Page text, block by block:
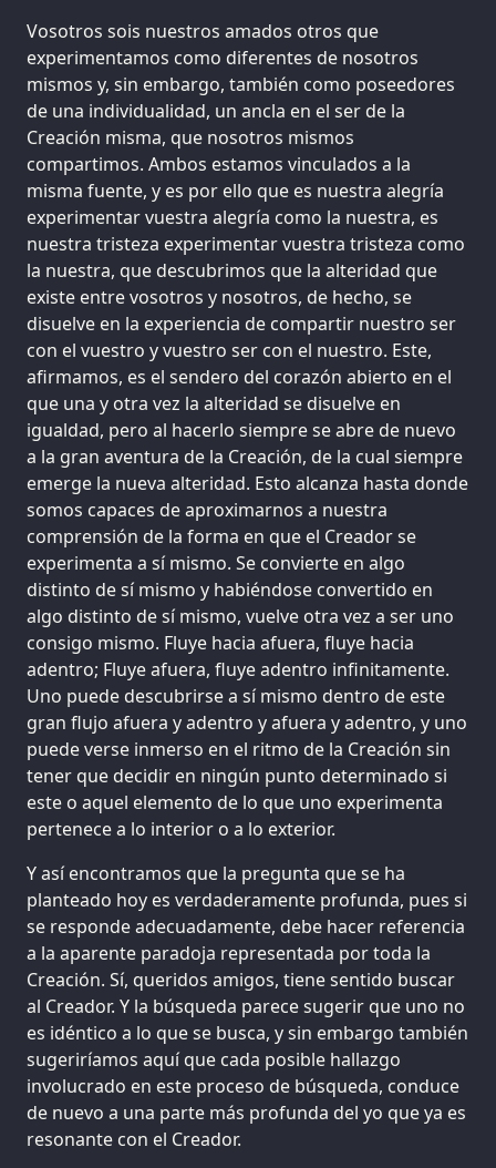
Vosotros sois nuestros amados otros que
experimentamos como diferentes de nosotros
mismos y, sin embargo, también como poseedores
de una individualidad, un ancla en el ser de la
Creación misma, que nosotros mismos
compartimos. Ambos estamos vinculados a la
misma fuente, y es por ello que es nuestra alegría
experimentar vuestra alegría como la nuestra, es
nuestra tristeza experimentar vuestra tristeza como
la nuestra, que descubrimos que la alteridad que
existe entre vosotros y nosotros, de hecho, se
disuelve en la experiencia de compartir nuestro ser
con el vuestro y vuestro ser con el nuestro. Este,
afirmamos, es el sendero del corazón abierto en el
que una y otra vez la alteridad se disuelve en
igualdad, pero al hacerlo siempre se abre de nuevo
a la gran aventura de la Creación, de la cual siempre
emerge la nueva alteridad. Esto alcanza hasta donde
somos capaces de aproximarnos a nuestra
comprensión de la forma en que el Creador se
experimenta a sí mismo. Se convierte en algo
distinto de sí mismo y habiéndose convertido en
algo distinto de sí mismo, vuelve otra vez a ser uno
consigo mismo. Fluye hacia afuera, fluye hacia
adentro; Fluye afuera, fluye adentro infinitamente.
Uno puede descubrirse a sí mismo dentro de este
gran flujo afuera y adentro y afuera y adentro, y uno
puede verse inmerso en el ritmo de la Creación sin
tener que decidir en ningún punto determinado si
este o aquel elemento de lo que uno experimenta
pertenece a lo interior o a lo exterior.
Y así encontramos que la pregunta que se ha
planteado hoy es verdaderamente profunda, pues si
se responde adecuadamente, debe hacer referencia
a la aparente paradoja representada por toda la
Creación. Sí, queridos amigos, tiene sentido buscar
al Creador. Y la búsqueda parece sugerir que uno no
es idéntico a lo que se busca, y sin embargo también
sugeriríamos aquí que cada posible hallazgo
involucrado en este proceso de búsqueda, conduce
de nuevo a una parte más profunda del yo que ya es
resonante con el Creador.